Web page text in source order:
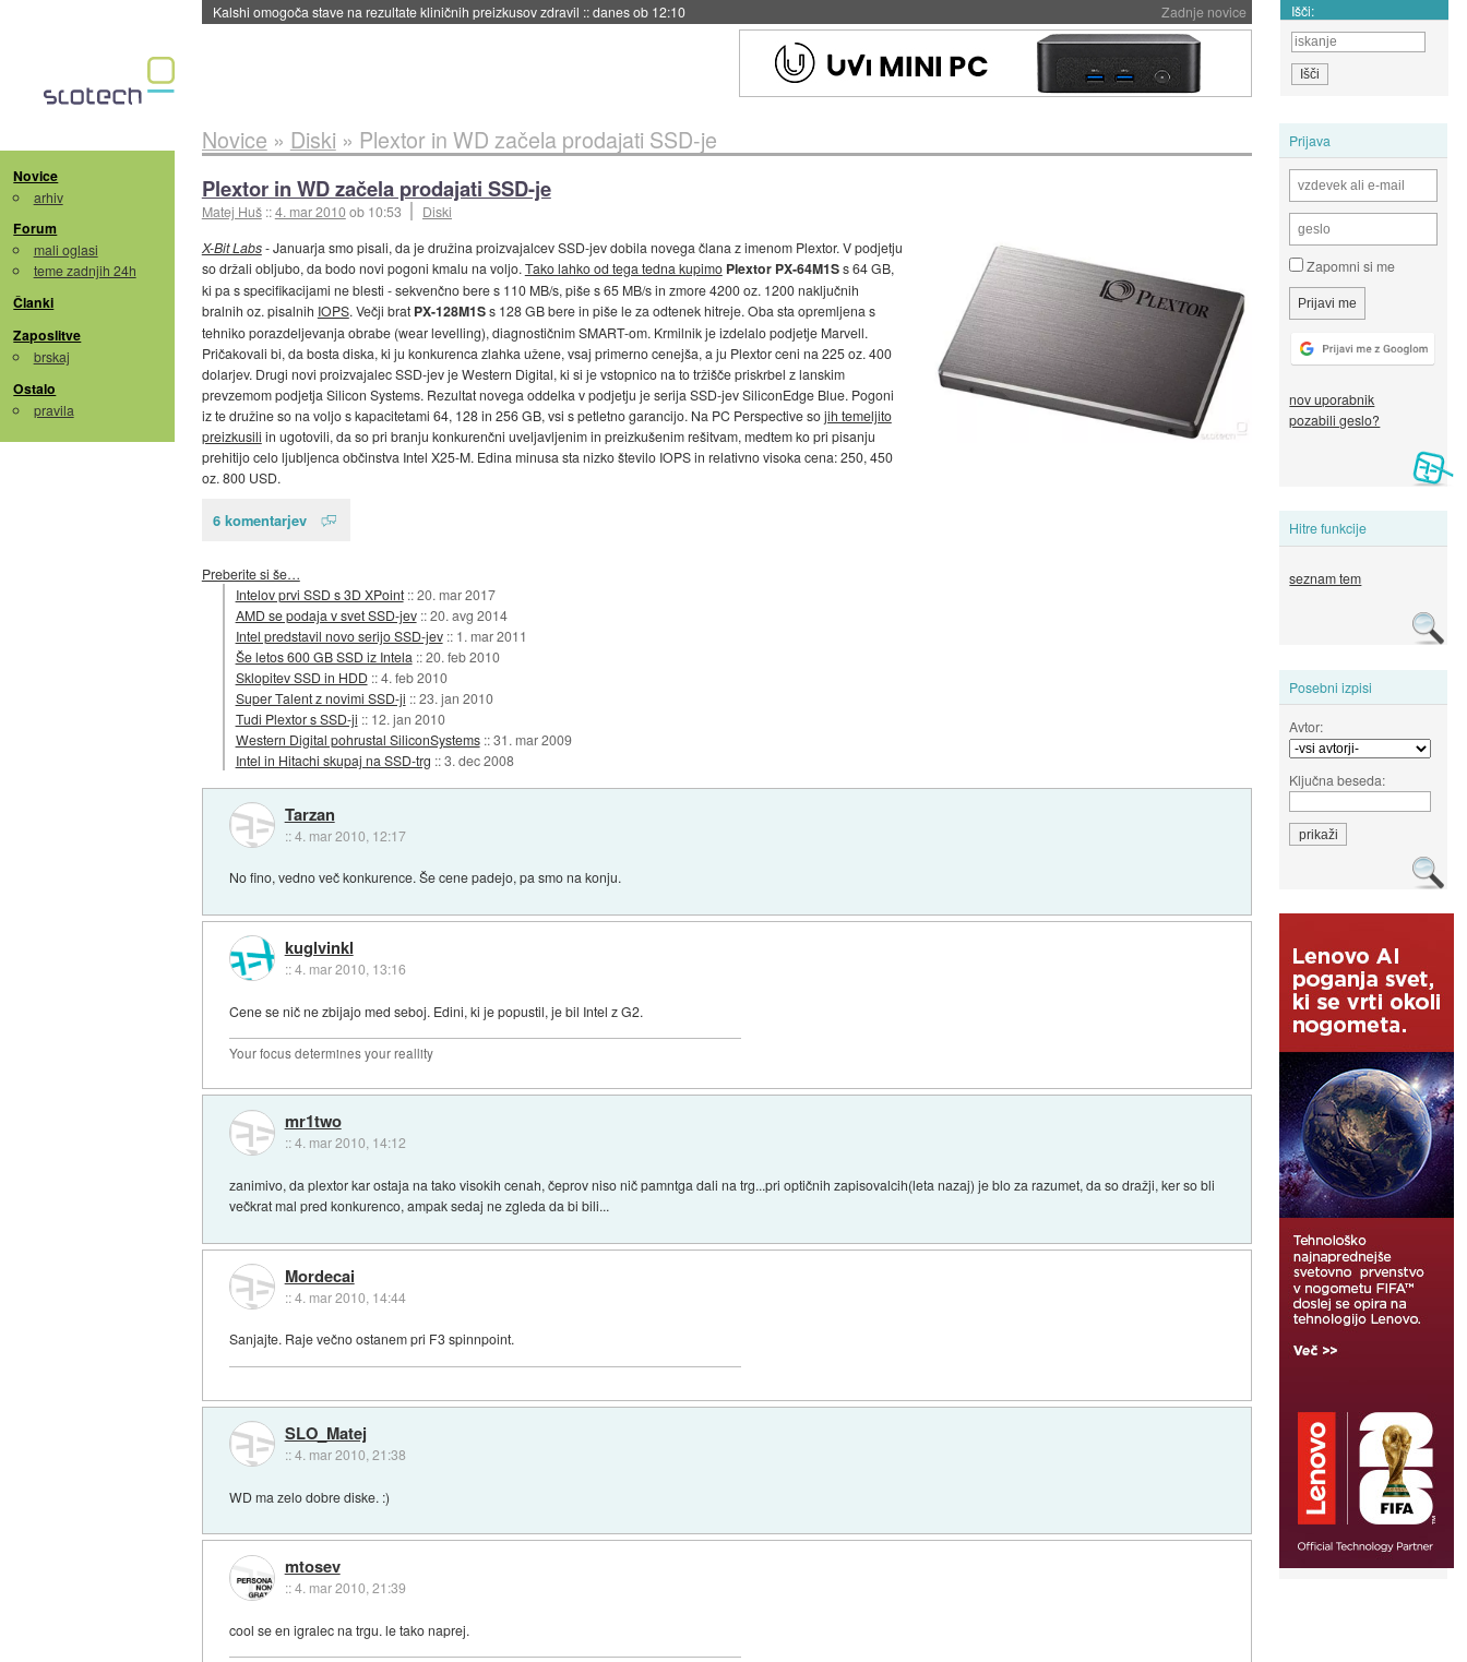
Zadnje novice
Kalshi omogoča stave na rezultate kliničnih preizkusov zdravil ::danes ob 12:10 Išči:
Novice
arhiv
Forum
mali oglasi
teme zadnjih 24h
Članki
Zaposlitve
brskaj
Ostalo
pravila
Prijava
Zapomni si me
nov uporabnik
pozabili geslo?
Hitre funkcije
seznam tem
Posebni izpisi
Avtor:
Ključna beseda:
Novice » Diski » Plextor in WD začela prodajati SSD-je
Plextor in WD začela prodajati SSD-je
Matej Huš ::4. mar 2010ob 10:53
Diski
X-Bit Labs- Januarja smo pisali, da je družina proizvajalcev SSD-jev dobila novega člana z imenom Plextor. V podjetju
so držali obljubo, da bodo novi pogoni kmalu na voljo. Tako lahko od tega tedna kupimo Plextor PX-64M1Ss 64 GB,
ki pa s specifikacijami ne blesti - sekvenčno bere s 110 MB/s, piše s 65 MB/s in zmore 4200 oz. 1200 naključnih
bralnih oz. pisalnih IOPS. Večji brat PX-128M1Ss 128 GB bere in piše le za odtenek hitreje. Oba sta opremljena s
tehniko porazdeljevanja obrabe (wear levelling), diagnostičnim SMART-om. Krmilnik je izdelalo podjetje Marvell.
Pričakovali bi, da bosta diska, ki ju konkurenca zlahka užene, vsaj primerno cenejša, a ju Plextor ceni na 225 oz. 400
dolarjev. Drugi novi proizvajalec SSD-jev je Western Digital, ki si je vstopnico na to tržišče priskrbel z lanskim
prevzemom podjetja Silicon Systems. Rezultat novega oddelka v podjetju je serija SSD-jev SiliconEdge Blue. Pogoni
iz te družine so na voljo s kapacitetami 64, 128 in 256 GB, vsi s petletno garancijo. Na PC Perspective sojih temeljito
preizkusili in ugotovili, da so pri branju konkurenčni uveljavljenim in preizkušenim rešitvam, medtem ko pri pisanju
prehitijo celo ljubljenca občinstva Intel X25-M. Edina minusa sta nizko število IOPS in relativno visoka cena: 250, 450
oz. 800 USD.
6 komentarjev
Preberite si še…
Intelov prvi SSD s 3D XPoint ::20. mar 2017
AMD se podaja v svet SSD-jev ::20. avg 2014
Intel predstavil novo serijo SSD-jev :: 1. mar 2011
Še letos 600 GB SSD iz Intela ::20. feb 2010
Sklopitev SSD in HDD ::4. feb 2010
Super Talent z novimi SSD-ji ::23. jan 2010
Tudi Plextor s SSD-ji :: 12. jan 2010
Western Digital pohrustal SiliconSystems ::31. mar 2009
Intel in Hitachi skupaj na SSD-trg ::3. dec 2008
Tarzan
::4. mar 2010, 12:17
No fino, vedno več konkurence. Še cene padejo, pa smo na konju.
kuglvinkl
::4. mar 2010, 13:16
Cene se nič ne zbijajo med seboj. Edini, ki je popustil, je bil Intel z G2.
Your focus determines your reallity
mr1two
::4. mar 2010, 14:12
zanimivo, da plextor kar ostaja na tako visokih cenah, čeprov niso nič pamntga dali na trg...pri optičnih zapisovalcih(leta nazaj) je blo za razumet, da so dražji, ker so bli
večkrat mal pred konkurenco, ampak sedaj ne zgleda da bi bili...
Mordecai
::4. mar 2010, 14:44
Sanjajte. Raje večno ostanem pri F3 spinnpoint.
SLO_Matej
::4. mar 2010, 21:38
WD ma zelo dobre diske. :)
mtosev
::4. mar 2010, 21:39
cool se en igralec na trgu. le tako naprej.